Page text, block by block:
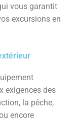
vous garantit
excursions en
exigences des
la pêche,
encore